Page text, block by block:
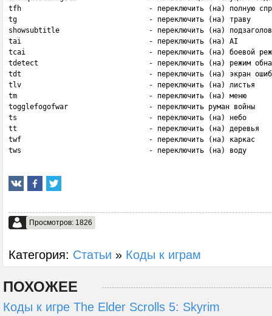
tfh                              - переключить (на) полную
tg                               - переключить (на) траву
showsubtitle                     - переключить (на) подзаголовки
tai                              - переключить (на) AI
tcai                             - переключить (на) боевой
tdetect                          - переключить (на) режим
tdt                              - переключить (на) экран
tlv                              - переключить (на) листья
tm                               - переключить (на) меню
togglefogofwar                   - переключить руман войны
ts                               - переключить (на) небо
tt                               - переключить (на) деревья
twf                              - переключить (на) каркас
tws                              - переключить (на) воду
Просмотров: 1826
Категория: Статьи » Коды к играм
ПОХОЖЕЕ
Коды к игре The Elder Scrolls 5: Skyrim